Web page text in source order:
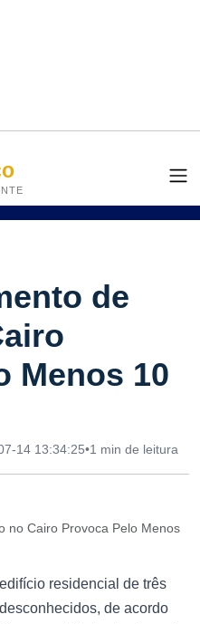
de
Menos 10
14 13:34:25•1 min de leitura
no Cairo Provoca Pelo Menos
residencial de três
de acordo